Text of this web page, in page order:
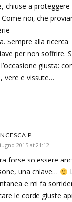
chiuse a
noi, che
Sempre alla ricerca
per non soffrire.
giusta:
vere e vissute…
P.
2015 at 21:12
forse so essere
una chiave…
e mi fa
le corde giuste